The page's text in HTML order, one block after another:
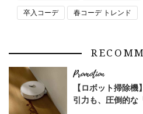
卒入コーデ 春コーデ トレンド
【ロボット掃除
引力も、圧倒的な